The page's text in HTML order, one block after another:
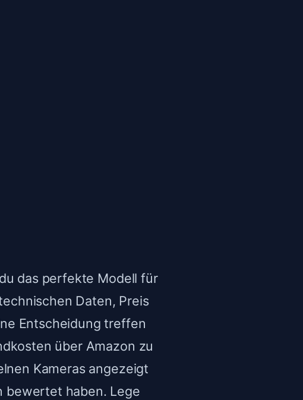
das perfekte Modell für
Daten, Preis
Entscheidung treffen
über Amazon zu
Kameras angezeigt
bewertet haben. Lege